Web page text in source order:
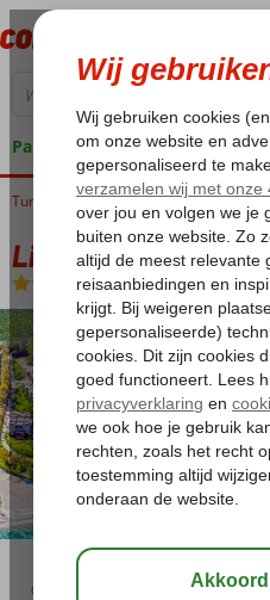
Pakketgarantie
Home
Turkije Turkse Riviera Kemer Kiris
Limak Limra
Ultra All Inclusive-
03:45 aug 33°C